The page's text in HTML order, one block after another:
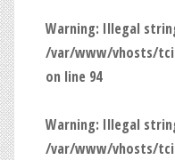
Warning: Illegal
/var/www/vhosts/
on line 94
Warning: Illegal
/var/www/vhosts/